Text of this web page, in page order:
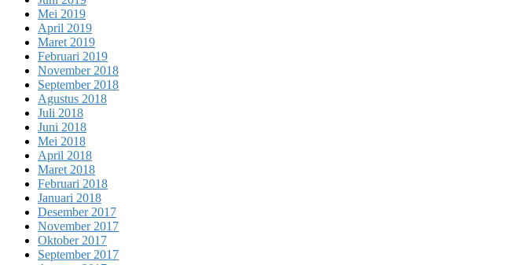
Mei 2019
April 2019
Maret 2019
Februari 2019
November 2018
September 2018
Agustus 2018
Juli 2018
Juni 2018
Mei 2018
April 2018
Maret 2018
Februari 2018
Januari 2018
Desember 2017
November 2017
Oktober 2017
September 2017